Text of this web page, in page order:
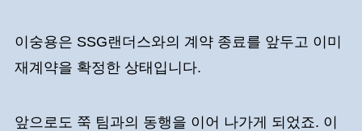
이숭용은 SSG랜더스와의 계약 종료를 앞두고 이미
재계약을 확정한 상태입니다.
앞으로도 쭉 팀과의 동행을 이어 나가게 되었죠. 이